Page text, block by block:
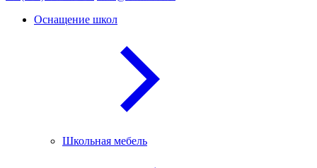
Оснащение школ
Школьная мебель